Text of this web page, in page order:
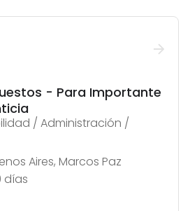
- Para Importante
/ Administración /
Aires, Marcos Paz
días